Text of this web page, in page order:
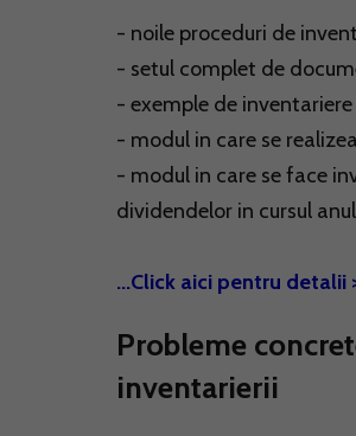
- noile proceduri de
- setul complet de
- exemple de
- modul in care se
- modul in care se face
dividendelor in cursul
...Click aici pentru detalii
Probleme
inventarierii